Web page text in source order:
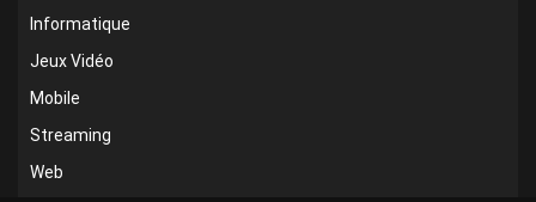
Informatique
Jeux Vidéo
Mobile
Streaming
Web